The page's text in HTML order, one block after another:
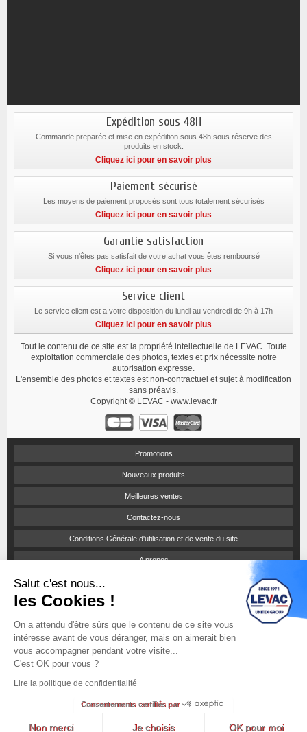
Expédition sous 48H
Commande preparée et mise en expédition sous 48h sous réserve des
produits en stock.
Cliquez ici pour en savoir plus
Paiement sécurisé
Les moyens de paiement proposés sont tous totalement sécurisés
Cliquez ici pour en savoir plus
Garantie satisfaction
Si vous n'êtes pas satisfait de votre achat vous êtes remboursé
Cliquez ici pour en savoir plus
Service client
Le service client est a votre disposition du lundi au vendredi de 9h à 17h
Cliquez ici pour en savoir plus
Tout le contenu de ce site est la propriété intellectuelle de LEVAC. Toute
exploitation commerciale des photos, textes et prix nécessite notre
autorisation expresse.
L'ensemble des photos et textes est non-contractuel et sujet à modification
sans préavis.
Copyright © LEVAC - www.levac.fr
Promotions
Nouveaux produits
Meilleures ventes
Contactez-nous
Conditions Générale d'utilisation et de vente du site
A propos
Politique de confidentialité
Catalogues et tarifs
Engagement RSE
Salut c'est nous...
les Cookies !
On a attendu d'être sûrs que le contenu de ce site vous
intéresse avant de vous déranger, mais on aimerait bien
vous accompagner pendant votre visite...
C'est OK pour vous ?
Lire la politique de confidentialité
Consentements certifiés par
Non merci Je choisis OK pour moi